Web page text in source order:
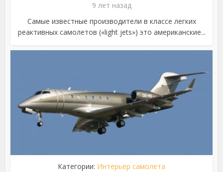
9 лет назад
Самые известные производители в классе легких
реактивных самолетов («light jets») это американские...
Категории: Интерьер самолета